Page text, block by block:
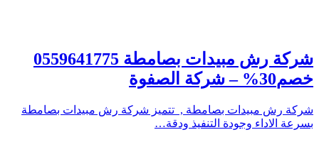
شركة رش مبيدات بصامطة 0559641775
خصم30% – شركة الصفوة
شركة رش مبيدات بصامطة , تتميز شركة رش مبيدات بصامطة
بسرعة الاداء وجودة التنفيذ ودقة…